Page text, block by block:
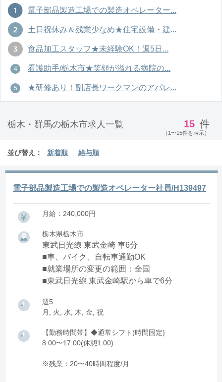
電子部品製造工場での製造オペレーター...
土日祝休み＆残業少なめ★住宅設備・建...
食品加工スタッフ★未経験OK！週5日...
看護助手/栃木市★笑顔が溢れる病院の...
★研修あり！副店長ワークマンのアパレ...
栃木・群馬の栃木市求人一覧 15 件
（1〜15件を表示）
並び替え： 新着順 給与順
電子部品製造工場での製造オペレーター社員/H139497
月給：240,000円
栃木県栃木市
東武日光線 東武金崎 車6分
■車、バイク、自転車通勤OK
■就業場所の変更の範囲：全国
■東武日光線 東武金崎駅から車で6分
週5
月, 火, 水, 木, 金, 祝
【勤務時間帯】◆通常シフト(時間固定)
8:00〜17:00(休憩1:00)
※残業：20〜40時間程度/月